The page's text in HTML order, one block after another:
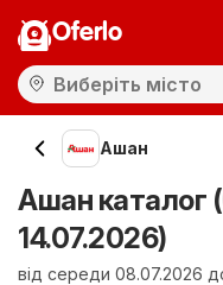
Oferlo
Ашан
Ашан каталог
14.07.2026)
від середи 08.07.2026